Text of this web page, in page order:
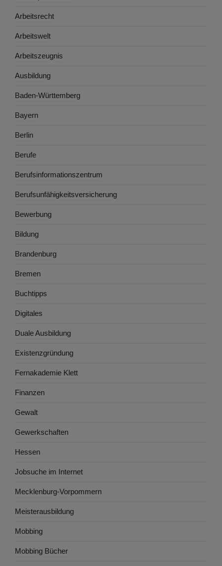
Arbeitsrecht
Arbeitswelt
Arbeitszeugnis
Ausbildung
Baden-Württemberg
Bayern
Berlin
Berufe
Berufsinformationszentrum
Berufsunfähigkeitsversicherung
Bewerbung
Bildung
Brandenburg
Bremen
Buchtipps
Digitales
Duale Ausbildung
Existenzgründung
Fernakademie Klett
Finanzen
Gewalt
Gewerkschaften
Hessen
Jobsuche im Internet
Mecklenburg-Vorpommern
Meisterausbildung
Mobbing
Mobbing Bücher